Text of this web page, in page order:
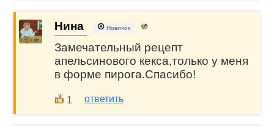
Нина Новичок
Замечательный рецепт
апельсинового кекса,только у меня
в форме пирога.Спасибо!
1 ответить